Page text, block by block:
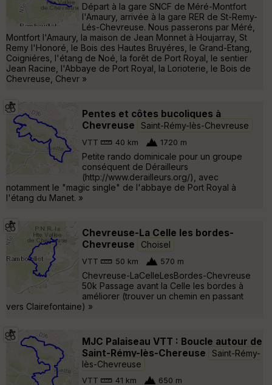
Départ à la gare SNCF de Méré-Montfort
l'Amaury, arrivée à la gare RER de St-Remy-
Lés-Chevreuse. Nous passerons par Méré,
Montfort l'Amaury, la maison de Jean Monnet à Houjarray, St
Remy l'Honoré, le Bois des Hautes Bruyéres, le Grand-Etang,
Coigniéres, l'étang de Noé, la forêt de Port Royal, le sentier
Jean Racine, l'Abbaye de Port Royal, la Lorioterie, le Bois de
Chevreuse, Chevr »
Pentes et côtes bucoliques à
Chevreuse
Saint-Rémy-lès-Chevreuse
VTT 40 km 1720 m
Petite rando dominicale pour un groupe
conséquent de Dérailleurs
(http://www.derailleurs.org/), avec
notamment le "magic single" de l'abbaye de Port Royal à
l'étang du Manet. »
Chevreuse-La Celle les bordes-
Chevreuse
Choisel
VTT 50 km 570 m
Chevreuse-LaCelleLesBordes-Chevreuse
50k Passage avant la Celle les bordes à
améliorer (trouver un chemin en passant
vers Clairefontaine) »
MJC Palaiseau VTT : Boucle autour de
Saint-Rémy-lès-Chereuse
Saint-Rémy-
lès-Chevreuse
VTT 41 km 650 m